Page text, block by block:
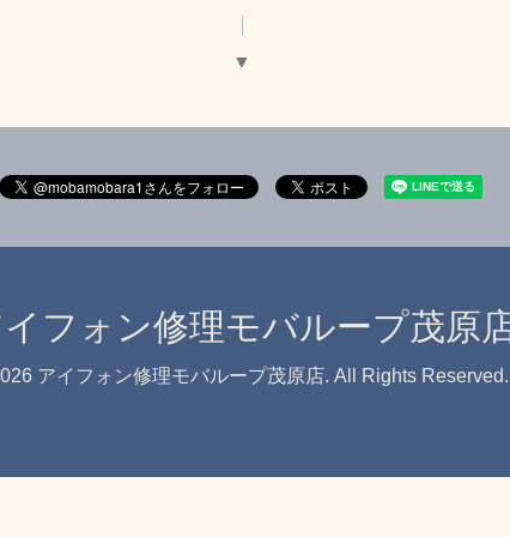
▼
イフォン修理モバループ茂原
アイフォン修理モバループ茂原店. All Rights Reserved.